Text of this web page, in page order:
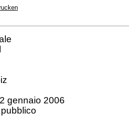
gennaio 2006